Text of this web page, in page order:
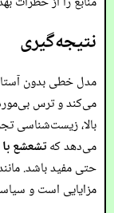
نتیجه‌گیری
مدل خطی بدون
می‌کند و ترس
بالا، زیست‌شناسی
می‌دهد کهتشعشع
حتی مفید باشد.
مزایایی است و